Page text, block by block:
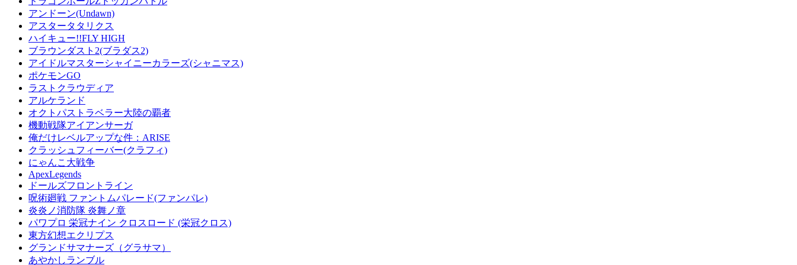
アンドーン(Undawn)
アスタータタリクス
ハイキュー!!FLY HIGH
ブラウンダスト2(ブラダス2)
アイドルマスターシャイニーカラーズ(シャニマス)
ポケモンGO
ラストクラウディア
アルケランド
オクトパストラベラー大陸の覇者
機動戦隊アイアンサーガ
俺だけレベルアップな件：ARISE
クラッシュフィーバー(クラフィ)
にゃんこ大戦争
ApexLegends
ドールズフロントライン
呪術廻戦 ファントムパレード(ファンパレ)
炎炎ノ消防隊 炎舞ノ章
パワプロ 栄冠ナイン クロスロード (栄冠クロス)
東方幻想エクリプス
グランドサマナーズ（グラサマ）
あやかしランブル